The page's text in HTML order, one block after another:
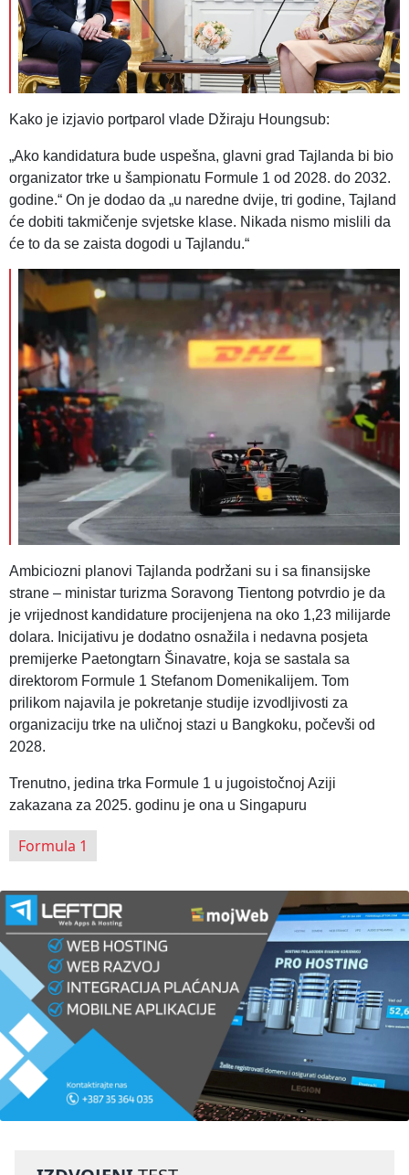
Kako je izjavio portparol vlade Džiraju Houngsub:
„Ako kandidatura bude uspešna, glavni grad Tajlanda bi bio
organizator trke u šampionatu Formule 1 od 2028. do 2032.
godine.“ On je dodao da „u naredne dvije, tri godine, Tajland
će dobiti takmičenje svjetske klase. Nikada nismo mislili da
će to da se zaista dogodi u Tajlandu.“
Ambiciozni planovi Tajlanda podržani su i sa finansijske
strane – ministar turizma Soravong Tientong potvrdio je da
je vrijednost kandidature procijenjena na oko 1,23 milijarde
dolara. Inicijativu je dodatno osnažila i nedavna posjeta
premijerke Paetongtarn Šinavatre, koja se sastala sa
direktorom Formule 1 Stefanom Domenikalijem. Tom
prilikom najavila je pokretanje studije izvodljivosti za
organizaciju trke na uličnoj stazi u Bangkoku, počevši od
2028.
Trenutno, jedina trka Formule 1 u jugoistočnoj Aziji
zakazana za 2025. godinu je ona u Singapuru
Formula 1